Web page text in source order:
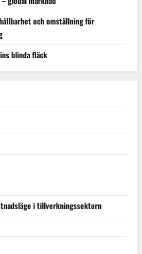
och omställning för
blinda fläck
i tillverkningssektorn